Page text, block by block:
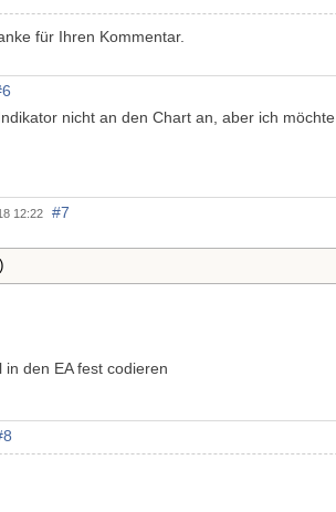
für Ihren Kommentar.
nicht an den Chart an, aber ich
12:22
#7
den EA fest codieren